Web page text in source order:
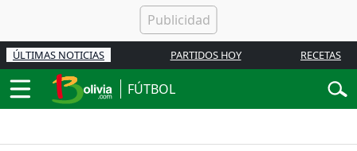
ÚLTIMAS NOTICIAS PARTIDOS HOY RECETAS
FÚTBOL